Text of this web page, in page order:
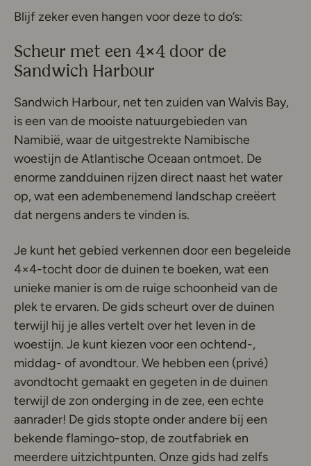
Blijf zeker even hangen voor deze to do’s:
Scheur met een 4×4 door de
Sandwich Harbour
Sandwich Harbour, net ten zuiden van Walvis Bay,
is een van de mooiste natuurgebieden van
Namibië, waar de uitgestrekte Namibische
woestijn de Atlantische Oceaan ontmoet. De
enorme zandduinen rijzen direct naast het water
op, wat een adembenemend landschap creëert
dat nergens anders te vinden is.
Je kunt het gebied verkennen door een begeleide
4×4-tocht door de duinen te boeken, wat een
unieke manier is om de ruige schoonheid van de
plek te ervaren. De gids scheurt over de duinen
terwijl hij je alles vertelt over het leven in de
woestijn. Je kunt kiezen voor een ochtend-,
middag- of avondtour. We hebben een (privé)
avondtocht gemaakt en gegeten in de duinen
terwijl de zon onderging in de zee, een echte
aanrader! De gids stopte onder andere bij een
bekende flamingo-stop, de zoutfabriek en
meerdere uitzichtpunten. Onze gids had zelfs